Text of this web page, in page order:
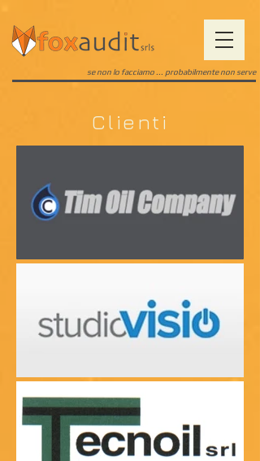
se non lo facciamo ... probabilmente non serve
Clienti